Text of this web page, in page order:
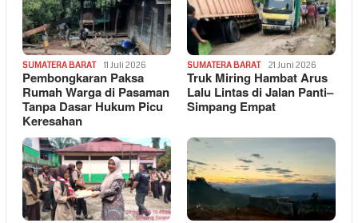
SUMATERA BARAT 11 Juli 2026
Pembongkaran Paksa
Rumah Warga di Pasaman
Tanpa Dasar Hukum Picu
Keresahan
SUMATERA BARAT 21 Juni 2026
Truk Miring Hambat Arus
Lalu Lintas di Jalan Panti–
Simpang Empat